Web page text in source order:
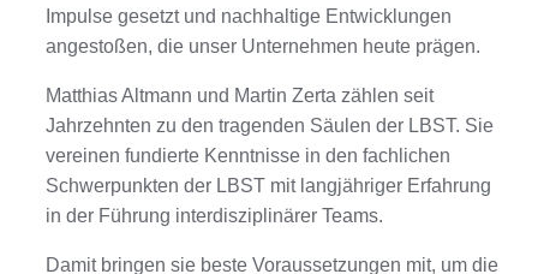
Impulse gesetzt und nachhaltige Entwicklungen
angestoßen, die unser Unternehmen heute prägen.
Matthias Altmann und Martin Zerta zählen seit
Jahrzehnten zu den tragenden Säulen der LBST. Sie
vereinen fundierte Kenntnisse in den fachlichen
Schwerpunkten der LBST mit langjähriger Erfahrung
in der Führung interdisziplinärer Teams.
Damit bringen sie beste Voraussetzungen mit, um die